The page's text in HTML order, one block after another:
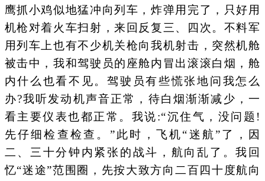
鹰抓小鸡似地猛冲向列车，炸弹用完了，只好用
机枪对着火车扫射，来回反复三、四次。不料军
用列车上也有不少机关枪向我机射击，突然机舱
被击中，我和驾驶员的座舱内冒出滚滚白烟，舱
内什么也看不见。驾驶员有些慌张地问我怎么
办?我听发动机声音正常，待白烟渐渐减少，一
看主要仪表也都正常。我说:“沉住气，没问题!
先仔细检查检查。”此时，飞机“迷航”了，因
二、三十分钟内紧张的战斗，航向乱了。我回
忆“迷途”范围圈，先按大致方向二百四十度航向